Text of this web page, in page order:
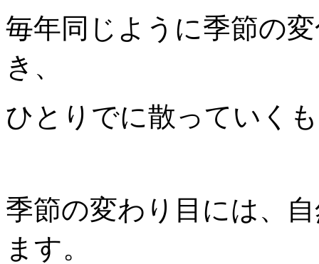
毎年同じように季節の
き、
ひとりでに散っていく
季節の変わり目には、
ます。